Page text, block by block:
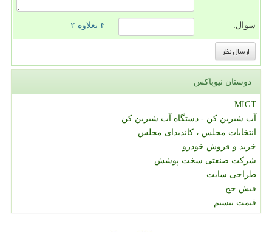
سوال: = ۴ بعلاوه ۲
دوستان نیوباکس
MIGT
آب شیرین کن - دستگاه آب شیرین کن
انتخابات مجلس ، کاندیدای مجلس
خرید و فروش خودرو
شرکت صنعتی سخت پوشش
طراحی سایت
فیش حج
قیمت بیسیم